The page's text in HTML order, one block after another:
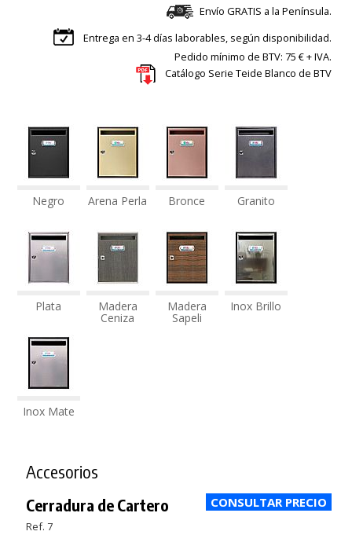
Envío GRATIS a la Península.
Entrega en 3-4 días laborables, según disponibilidad.
Pedido mínimo de BTV: 75 € + IVA.
Catálogo Serie Teide Blanco de BTV
Negro Arena Perla Bronce Granito
Plata Madera
Ceniza
Madera
Sapeli
Inox Brillo
Inox Mate
Accesorios
Cerradura de Cartero
Ref. 7